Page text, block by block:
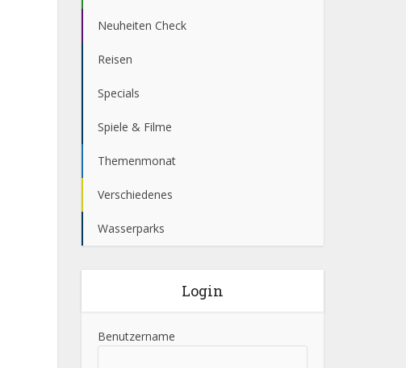
Neuheiten Check
Reisen
Specials
Spiele & Filme
Themenmonat
Verschiedenes
Wasserparks
Login
Benutzername